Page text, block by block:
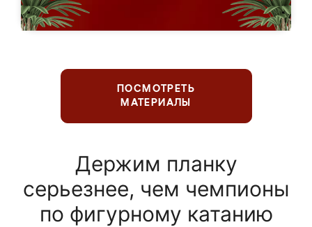
ПОСМОТРЕТЬ
МАТЕРИАЛЫ
Держим планку
серьезнее, чем чемпионы
по фигурному катанию